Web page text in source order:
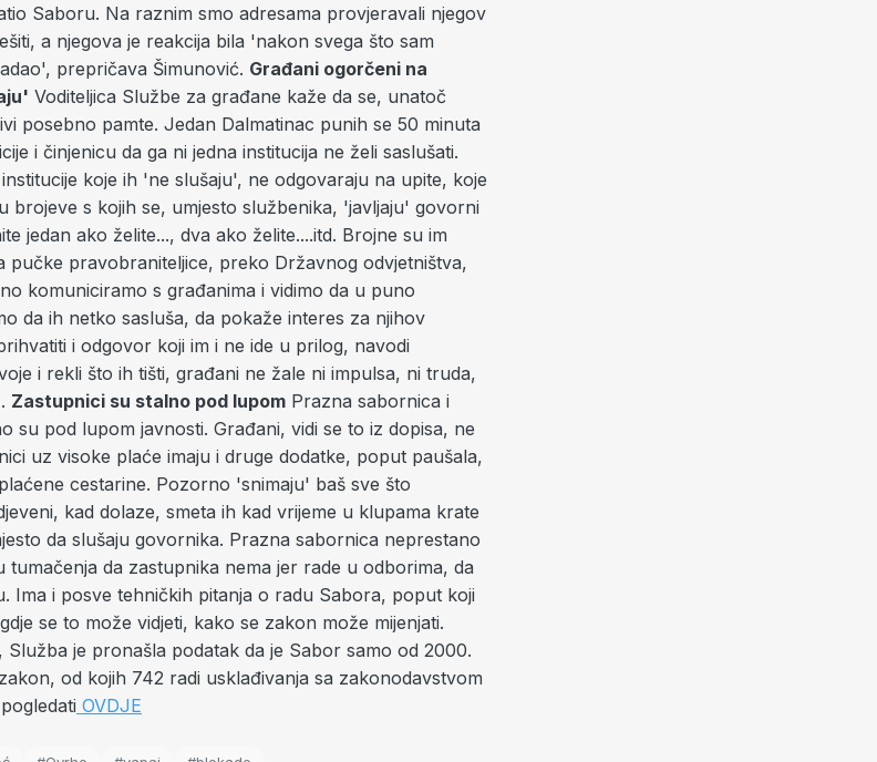
Saboru. Na raznim smo adresama provjeravali njegov
a njegova je reakcija bila 'nakon svega što sam
prepričava Šimunović. Građani ogorčeni na
Voditeljica Službe za građane kaže da se, unatoč
posebno pamte. Jedan Dalmatinac punih se 50 minuta
i činjenicu da ga ni jedna institucija ne želi saslušati.
koje ih 'ne slušaju', ne odgovaraju na upite, koje
brojeve s kojih se, umjesto službenika, 'javljaju' govorni
jedan ako želite..., dva ako želite....itd. Brojne su im
pučke pravobraniteljice, preko Državnog odvjetništva,
komuniciramo s građanima i vidimo da u puno
da ih netko sasluša, da pokaže interes za njihov
i odgovor koji im i ne ide u prilog, navodi
i rekli što ih tišti, građani ne žale ni impulsa, ni truda,
Zastupnici su stalno pod lupom Prazna sabornica i
su pod lupom javnosti. Građani, vidi se to iz dopisa, ne
uz visoke plaće imaju i druge dodatke, poput paušala,
cestarine. Pozorno 'snimaju' baš sve što
kad dolaze, smeta ih kad vrijeme u klupama krate
da slušaju govornika. Prazna sabornica neprestano
da zastupnika nema jer rade u odborima, da
Ima i posve tehničkih pitanja o radu Sabora, poput koji
se to može vidjeti, kako se zakon može mijenjati.
Služba je pronašla podatak da je Sabor samo od 2000.
od kojih 742 radi usklađivanja sa zakonodavstvom
OVDJE